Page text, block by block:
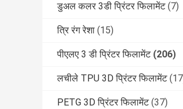
डुअल कलर 3डी प्रिंटर फिलामेंट (7)
त्रि रंग रेशा (15)
पीएलए 3 डी प्रिंटर फिलामेंट (206)
लचीले TPU 3D प्रिंटर फिलामेंट
PETG 3D प्रिंटर फिलामेंट (37)